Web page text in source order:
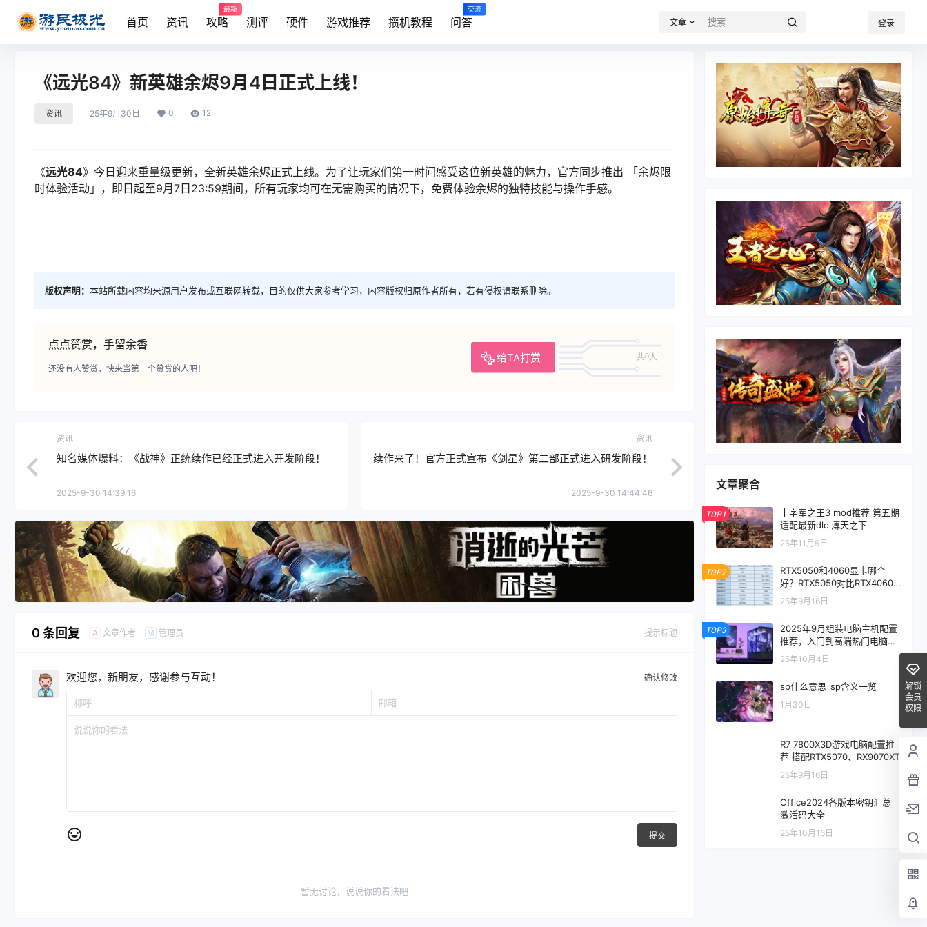
首页 资讯 攻略
最新
测评 硬件 游戏推荐 攒机教程 问答
交流
文章 登录
《远光84》新英雄余烬9月4日正式上线！
资讯 25年9月30日 0 12
《远光84》今日迎来重量级更新，全新英雄余烬正式上线。为了让玩家们第一时间感受这位新英雄的魅力，官方同步推出 「余烬限
时体验活动」，即日起至9月7日23:59期间，所有玩家均可在无需购买的情况下，免费体验余烬的独特技能与操作手感。
版权声明： 本站所载内容均来源用户发布或互联网转载，目的仅供大家参考学习，内容版权归原作者所有，若有侵权请联系删除。
点点赞赏，手留余香
给TA打赏 共0人
还没有人赞赏，快来当第一个赞赏的人吧！
资讯
知名媒体爆料：《战神》正统续作已经正式进入开发阶段！
2025-9-30 14:39:16
资讯
续作来了！官方正式宣布《剑星》第二部正式进入研发阶段！
2025-9-30 14:44:46
0 条回复 A 文章作者 M 管理员 提示标题
欢迎您，新朋友，感谢参与互动！ 确认修改
提交
暂无讨论，说说你的看法吧
文章聚合
TOP1
十字军之王3 mod推荐 第五期
适配最新dlc 溥天之下
25年11月5日
TOP2
RTX5050和4060显卡哪个
好？RTX5050对比RTX4060/
5060性能评测
25年9月16日
TOP3
2025年9月组装电脑主机配置
推荐，入门到高端热门电脑配
置方案
25年10月4日
sp什么意思_sp含义一览
1月30日
R7 7800X3D游戏电脑配置推
荐 搭配RTX5070、RX9070XT
25年9月16日
Office2024各版本密钥汇总
激活码大全
25年10月16日
解锁
会员
权限